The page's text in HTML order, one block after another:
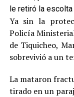
le retiró la escolta
Ya sin la
Policía
de Tiquicheo,
sobrevivió a un
La mataron
tirado en un